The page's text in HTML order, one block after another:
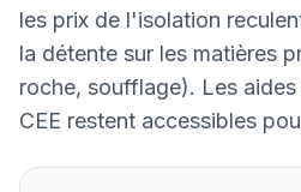
les prix de l'isolation
la détente sur les matières
roche, soufflage). Les
CEE restent accessibles